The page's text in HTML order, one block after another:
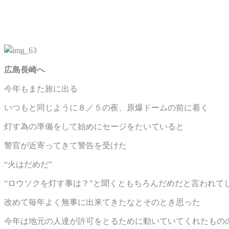
広島長崎へ
今年もまた旅に出る
いつもと同じように８／５の夜、原爆ドームの前に着く
灯す為の準備をして始めにセージをたいていると
警官が近寄ってきて警告を受けた
“火はだめだ”
“ロウソクを灯す事は？”と聞くともちろんだめだと言われて
改めて毎年よく無事に出来てきたなとそのとき思った
今年は地元の人達が許可をとるために動いていてくれたもの